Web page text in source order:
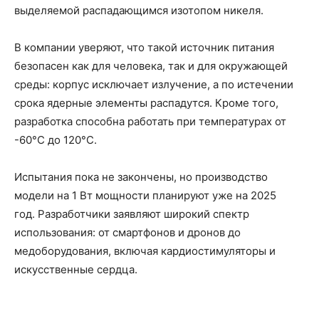
выделяемой распадающимся изотопом никеля.
В компании уверяют, что такой источник питания
безопасен как для человека, так и для окружающей
среды: корпус исключает излучение, а по истечении
срока ядерные элементы распадутся. Кроме того,
разработка способна работать при температурах от
-60°C до 120°C.
Испытания пока не закончены, но производство
модели на 1 Вт мощности планируют уже на 2025
год. Разработчики заявляют широкий спектр
использования: от смартфонов и дронов до
медоборудования, включая кардиостимуляторы и
искусственные сердца.